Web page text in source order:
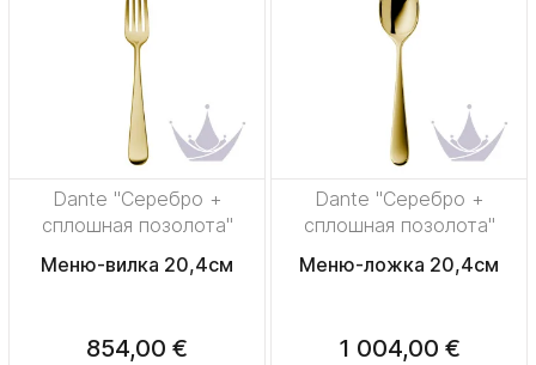
Dante "Серебро +
сплошная позолота"
Меню-вилка 20,4см
854,00 €
Dante "Серебро +
сплошная позолота"
Меню-ложка 20,4см
1 004,00 €